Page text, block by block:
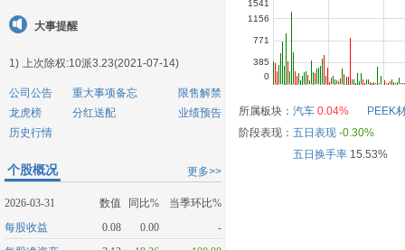
大事提醒
1) 上次除权:10派3.23(2021-07-14)
公司公告 重大事项备忘
限售解禁
龙虎榜
分红送配
业绩预告
历史行情
更多>>
个股概况
2026-03-31 数值 同比%
当季环比%
每股收益
0.08 0.00
-
所属板块： 汽车 0.04%
PEEK
阶段表现： 五日表现 -0.30%
五日换手率15.53%